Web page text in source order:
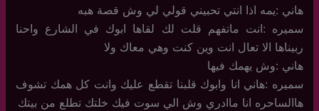
هاني :يمه اذا انتي تحبيني قولي لي وش قصة هبه
سميره :انت ماتفهم قلت لك لقاها ابوك في الشارع واحنا
ربيناها الا تعال انت وين كنت وهي معاك ولا
هاني :وش يهمك فيها
سميره :هاني انا وابوك قلبنا تقطع عليك وانت كل همك تشوف
هاالساحره انا ماادري وش الي سوت فيك خلتك تطلع من بيتك